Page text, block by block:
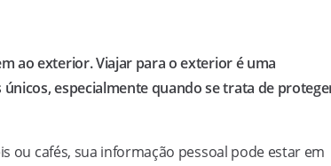
ao exterior. Viajar para o exterior é uma
especialmente quando se trata de
ou cafés, sua informação pessoal pode estar em